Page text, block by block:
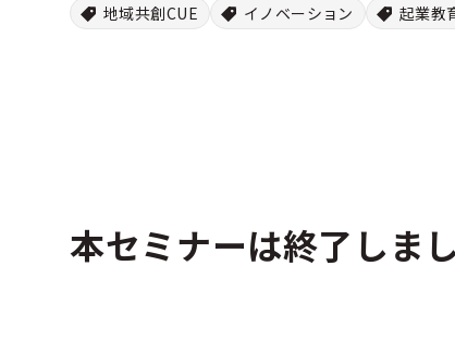
地域共創CUE イノベーション 起業教
本セミナーは終了しま